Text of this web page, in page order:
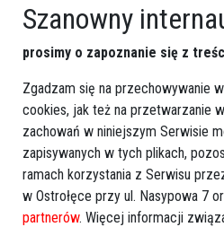
Sport
Balujemy
Polska
Budujemy
Kościół i społeczeństwo
TV Ostrołęka
Kalendarz imprez
Szanowny
prosimy o zapoznanie się z
Zgadzam się na przechowywanie
cookies, jak też na przetwarzanie
zachowań w niniejszym Serwisie
zapisywanych w tych plikach,
ramach korzystania z Serwisu
w Ostrołęce przy ul. Nasypowa 7
partnerów. Więcej informacji